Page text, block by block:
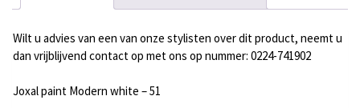
Wilt u advies van een van onze stylisten over dit product, neemt u
dan vrijblijvend contact op met ons op nummer: 0224-741902
Joxal paint Modern white – 51